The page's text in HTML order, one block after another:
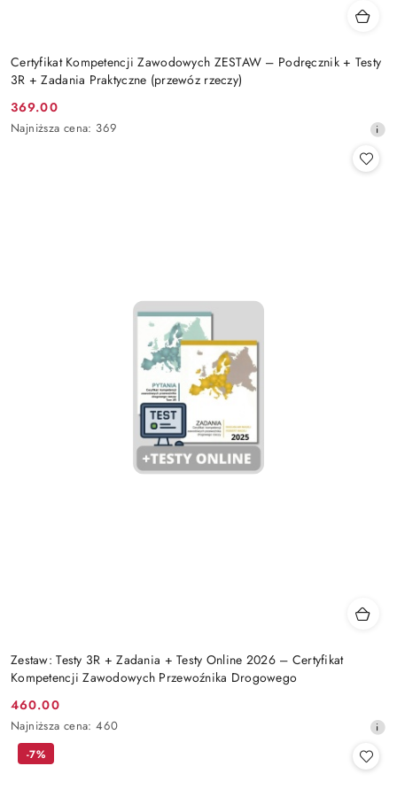
Certyfikat Kompetencji Zawodowych ZESTAW – Podręcznik + Testy
3R + Zadania Praktyczne (przewóz rzeczy)
Cena
promocyjna:
369.00
Najniższa
Najniższa cena: 369
Zestaw: Testy 3R + Zadania + Testy Online 2026 – Certyfikat
Kompetencji Zawodowych Przewoźnika Drogowego
Cena
promocyjna:
460.00
Najniższa
cena
Najniższa cena: 460
-7%